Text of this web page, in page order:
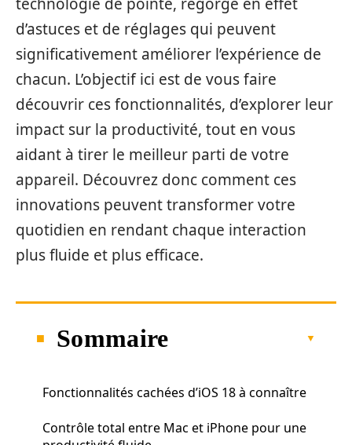
d’astuces et de réglages qui peuvent
significativement améliorer l’expérience de
chacun. L’objectif ici est de vous faire
découvrir ces fonctionnalités, d’explorer leur
impact sur la productivité, tout en vous
aidant à tirer le meilleur parti de votre
appareil. Découvrez donc comment ces
innovations peuvent transformer votre
quotidien en rendant chaque interaction
plus fluide et plus efficace.
Sommaire
Fonctionnalités cachées d’iOS 18 à connaître
Contrôle total entre Mac et iPhone pour une